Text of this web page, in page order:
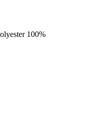
100%